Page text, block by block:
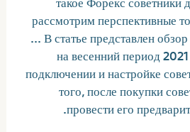
рассмотрим перспективные
… В статье представлен
на весенний период
подключении и настройке
того, после покупки
провести его